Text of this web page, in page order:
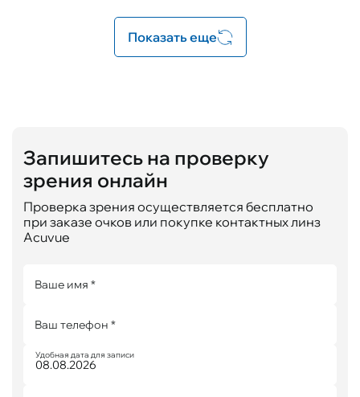
Показать еще
Запишитесь на проверку
зрения онлайн
Проверка зрения осуществляется бесплатно
при заказе очков или покупке контактных линз
Acuvue
Ваше имя *
Ваш телефон *
Удобная дата для записи